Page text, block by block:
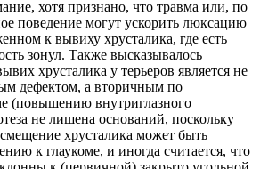
хотя признано, что травма или, по
поведение могут ускорить люксацию
к вывиху хрусталика, где есть
зонул. Также высказывалось
хрусталика у терьеров является не
дефектом, а вторичным по
(повышению внутриглазного
не лишена оснований, поскольку
хрусталика может быть
к глаукоме, и иногда считается, что